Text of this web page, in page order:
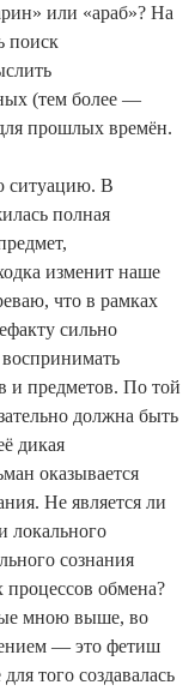
или «араб»? На
поиск
(тем более —
прошлых времён.
ситуацию. В
полная
изменит наше
что в рамках
сильно
и предметов. По той
должна быть
дикая
оказывается
Не является ли
локального
сознания
процессов обмена?
мною выше, во
— это фетиш
того создавалась